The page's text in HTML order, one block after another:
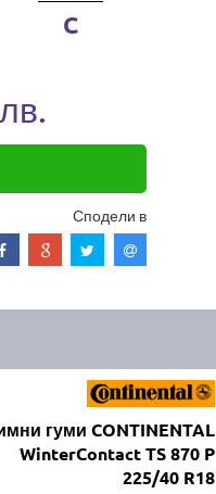
C
Сподели в
гуми CONTINENTAL
WinterContact TS 870 P
225/40 R18